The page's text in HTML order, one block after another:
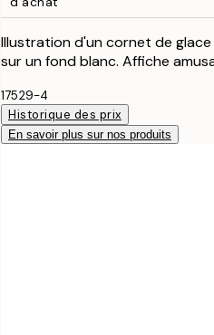
Illustration d'un cornet de
sur un fond blanc. Affiche
17529-4
Historique des prix
En savoir plus sur nos produits